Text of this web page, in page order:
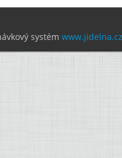
systém www.jidelna.cz